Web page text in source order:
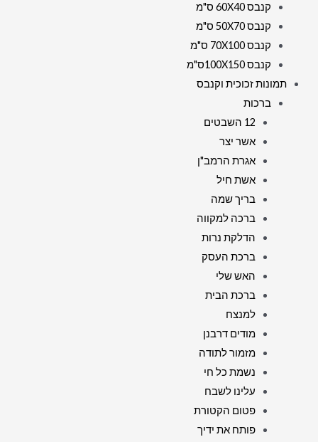
קנבס 60X40 ס"מ
קנבס 50X70 ס"מ
קנבס 70X100 ס"מ
קנבס 100X150ס"מ
תמונות זכוכית וקנבס
ברכות
12 השבטים
אשר יצר
אגרת הרמב"ן
אשת חיל
בריך שמה
ברכה למקווה
הדלקת נרות
ברכת העסק
האש שלי
ברכת הבית
למנצח
מודים דרבנן
מזמור לתודה
נשמת כל חי
עלינו לשבח
פטום הקטורת
פותח את ידיך